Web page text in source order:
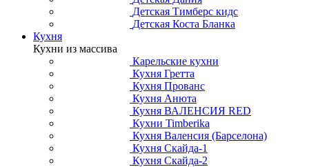
Детская Тимберс кидс
Детская Коста Бланка
Кухня
Кухни из массива
Карельские кухни
Кухня Гретта
Кухня Прованс
Кухня Анюта
Кухня ВАЛЕНСИЯ RED
Кухни Timberika
Кухня Валенсия (Барселона)
Кухня Скайда-1
Кухня Скайда-2